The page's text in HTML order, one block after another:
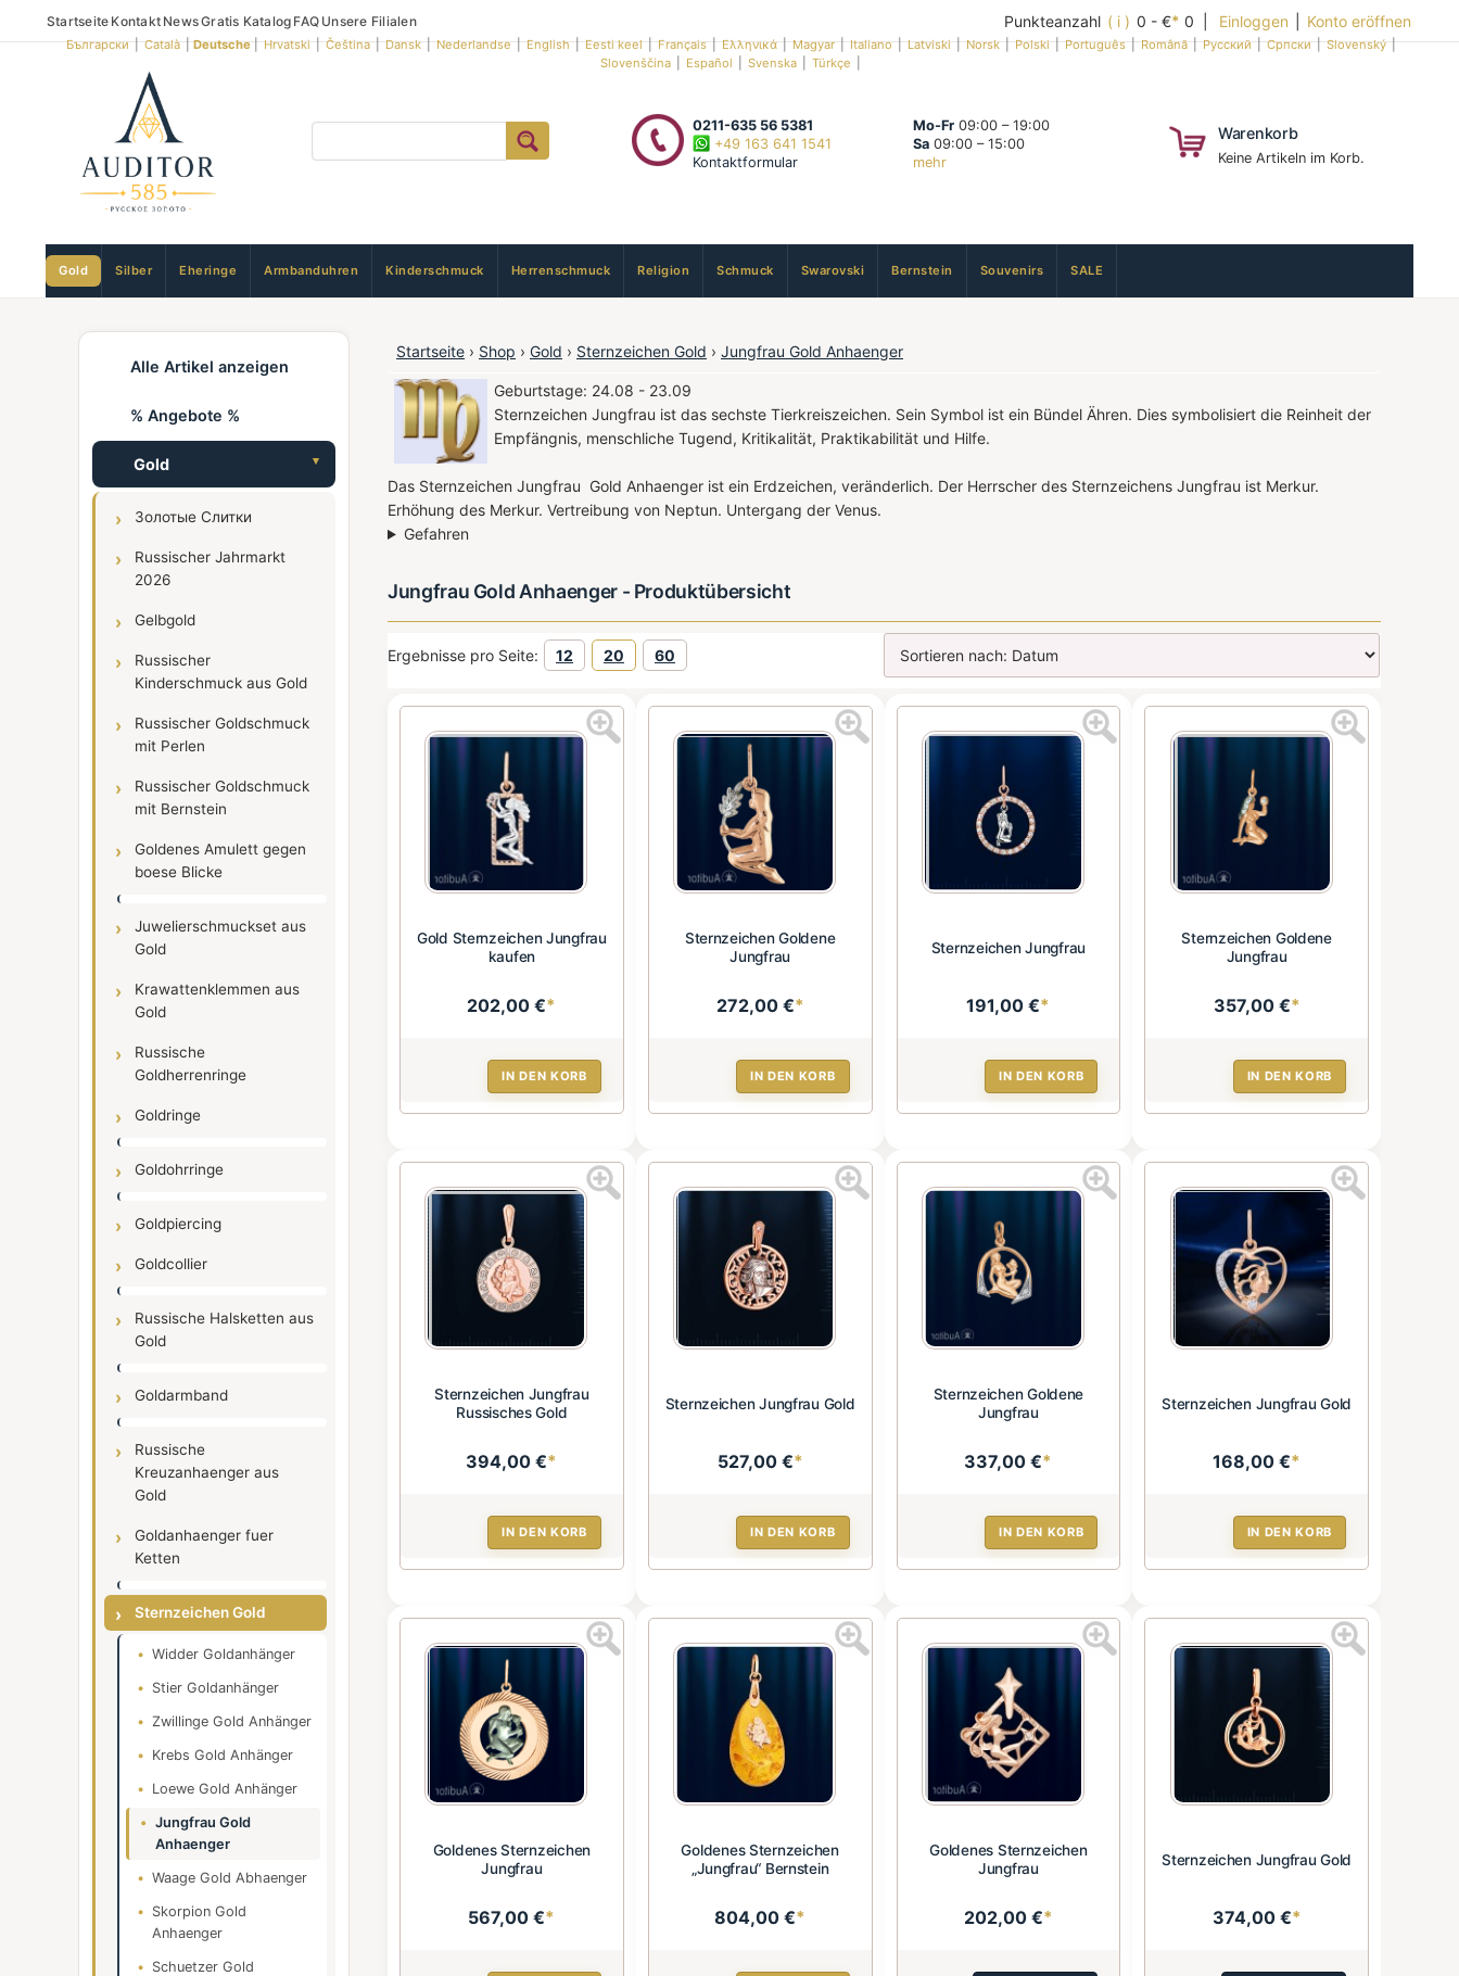
Startseite Kontakt NewsGratis Katalog FAQ Unsere Filialen Punkteanzahl ( i ) 0 - €* 0 | Einloggen Konto eröffnen
Български|Català|Deutsche|Hrvatski|Čeština|Dansk|Nederlandse|English|Eesti keel|Français|Ελληνικά|Magyar|Italiano|Latviski|Norsk|Polski|Português|Română|Русский|Српски|Slovenský|
Slovenščina
Español Svenska Türkçe
0211-635 56 5381
+49 163 641 1541
Kontaktformular
Mo-Fr09:00 – 19:00
Sa09:00 – 15:00
mehr
Warenkorb
Keine Artikeln im Korb.
Gold Silber Eheringe Armbanduhren Kinderschmuck Herrenschmuck Religion Schmuck Swarovski Bernstein Souvenirs SALE
Alle Artikel anzeigen
% Angebote %
Gold
Золотые Слитки
Russischer Jahrmarkt
2026
Gelbgold
Russischer
Kinderschmuck aus Gold
Russischer Goldschmuck
mit Perlen
Russischer Goldschmuck
mit Bernstein
Goldenes Amulett gegen
boese Blicke
Juwelierschmuckset aus
Gold
Krawattenklemmen aus
Gold
Russische
Goldherrenringe
Goldringe
Goldohrringe
Goldpiercing
Goldcollier
Russische Halsketten aus
Gold
Goldarmband
Russische
Kreuzanhaenger aus
Gold
Goldanhaenger fuer
Ketten
Sternzeichen Gold
Widder Goldanhänger
Stier Goldanhänger
Zwillinge Gold Anhänger
Krebs Gold Anhänger
Loewe Gold Anhänger
Jungfrau Gold
Anhaenger
Waage Gold Abhaenger
Skorpion Gold
Anhaenger
Schuetzer Gold
Startseite › Shop › Gold › Sternzeichen Gold › Jungfrau Gold Anhaenger
Geburtstage: 24.08 - 23.09
Sternzeichen Jungfrau ist das sechste Tierkreiszeichen. Sein Symbol ist ein Bündel Ähren. Dies symbolisiert die Reinheit der
Empfängnis, menschliche Tugend, Kritikalität, Praktikabilität und Hilfe.
Das Sternzeichen Jungfrau Gold Anhaenger ist ein Erdzeichen, veränderlich. Der Herrscher des Sternzeichens Jungfrau ist Merkur.
Erhöhung des Merkur. Vertreibung von Neptun. Untergang der Venus.
Gefahren
Jungfrau Gold Anhaenger - Produktübersicht
Ergebnisse pro Seite: 12 20 60
Gold Sternzeichen Jungfrau
kaufen
202,00 €*
IN DEN KORB
Sternzeichen Goldene
Jungfrau
272,00 €*
IN DEN KORB
Sternzeichen Jungfrau
191,00 €*
IN DEN KORB
Sternzeichen Goldene
Jungfrau
357,00 €*
IN DEN KORB
Sternzeichen Jungfrau
Russisches Gold
394,00 €*
IN DEN KORB
Sternzeichen Jungfrau Gold
527,00 €*
IN DEN KORB
Sternzeichen Goldene
Jungfrau
337,00 €*
IN DEN KORB
Sternzeichen Jungfrau Gold
168,00 €*
IN DEN KORB
Goldenes Sternzeichen
Jungfrau
567,00 €*
Goldenes Sternzeichen
„Jungfrau“ Bernstein
804,00 €*
Goldenes Sternzeichen
Jungfrau
202,00 €*
Sternzeichen Jungfrau Gold
374,00 €*